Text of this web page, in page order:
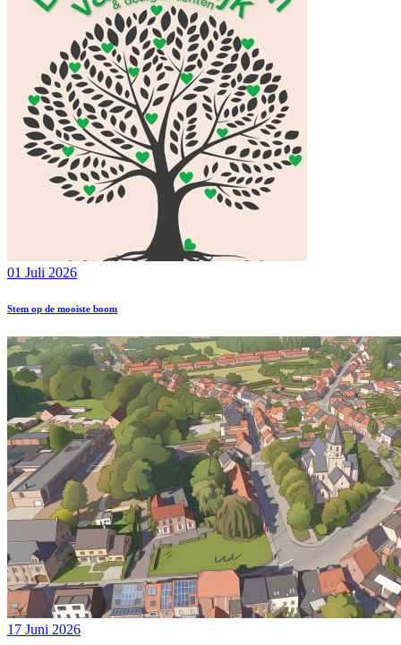
01 Juli 2026
Stem op de mooiste boom
17 Juni 2026